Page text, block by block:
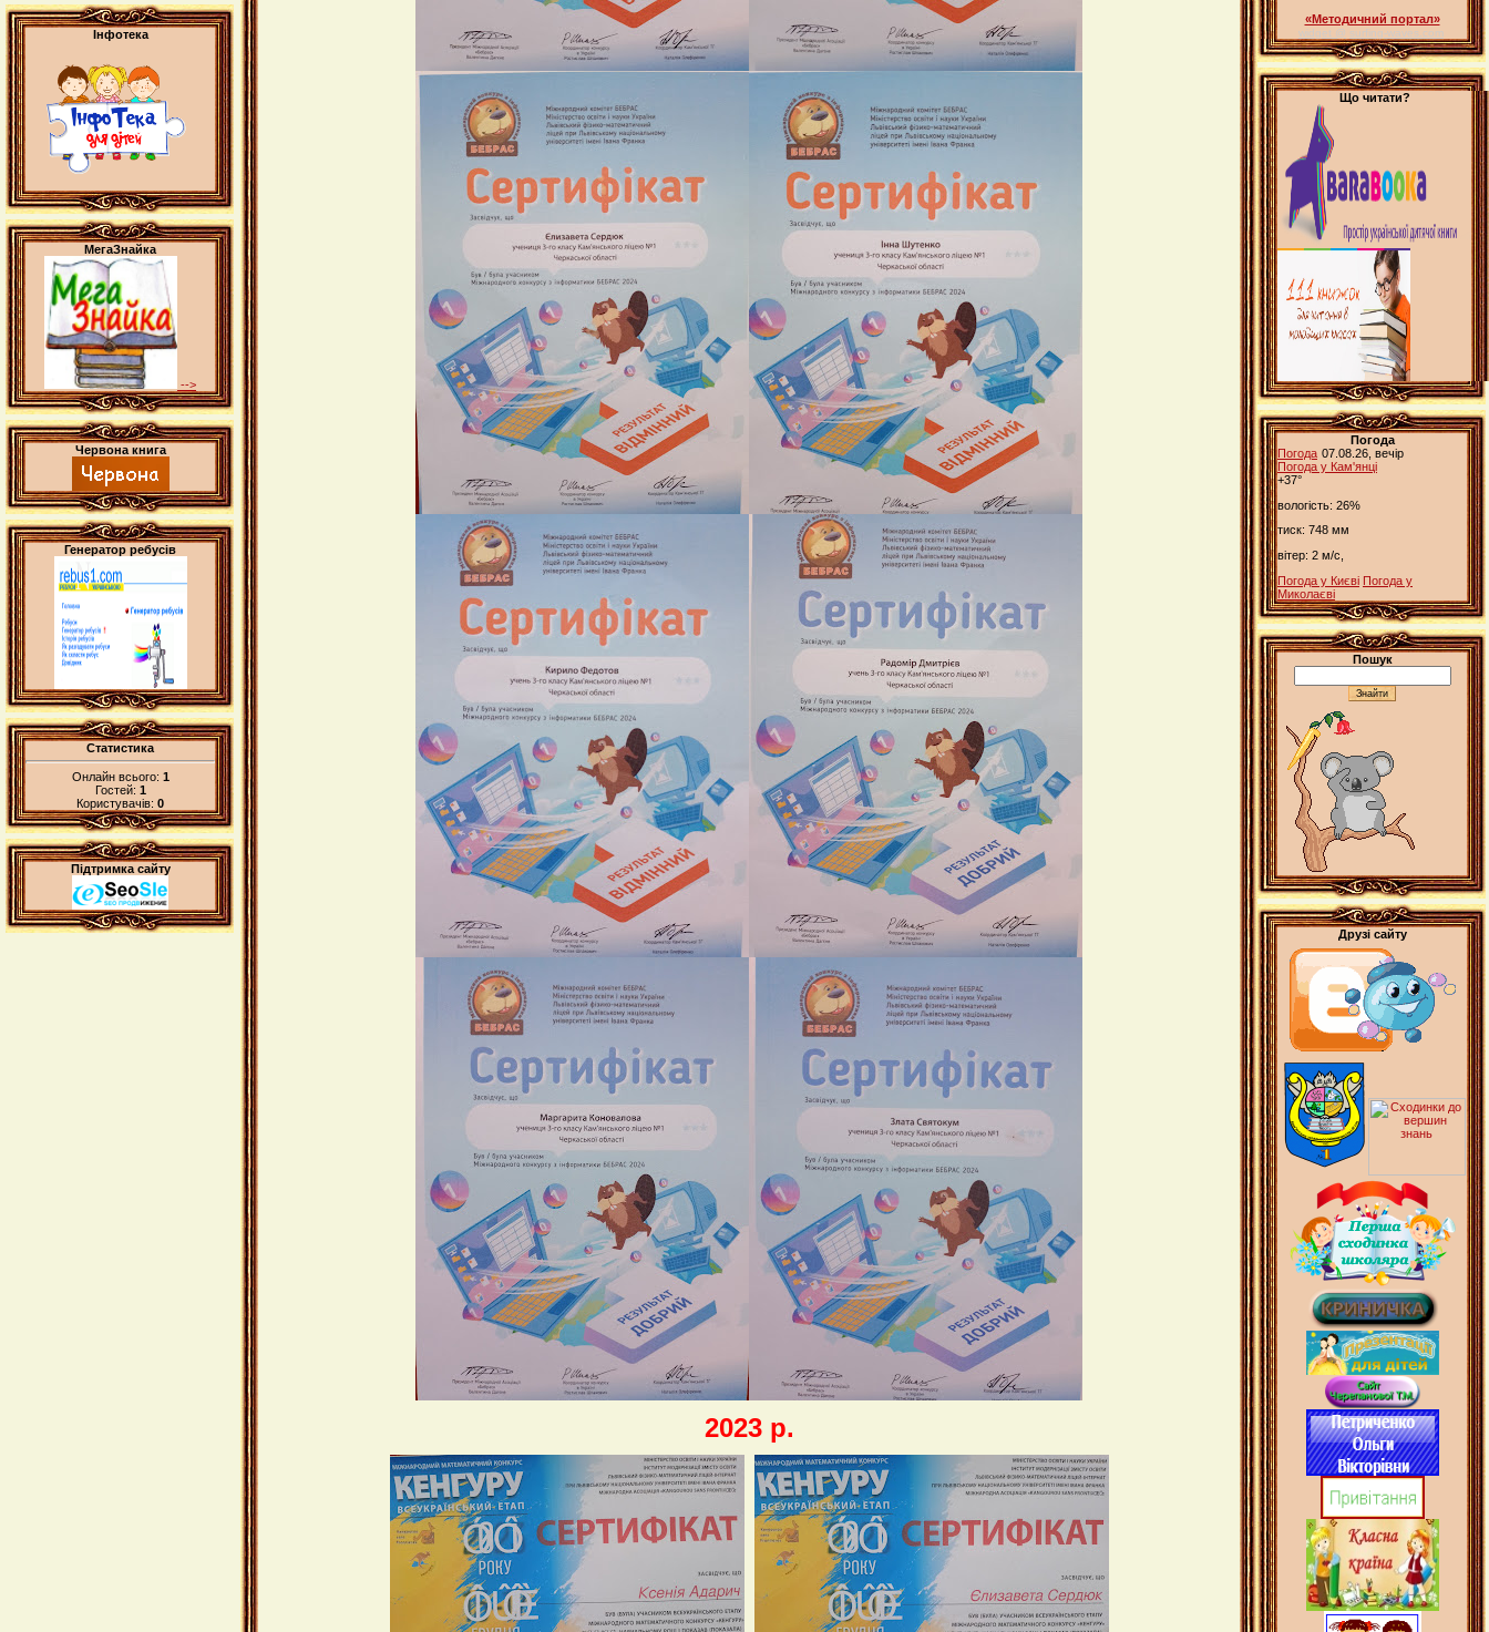
Інфотека
МегаЗнайка
-->
Червона книга
Генератор ребусів
Статистика
Онлайн всього: 1
Гостей: 1
Користувачів: 0
Підтримка сайту
2023 р.
«Методичний портал»
widget @ surfing-waves.com
Що читати?
Погода
Погода 07.08.26, вечір
Погода у Кам'янці
+37°
вологість: 26%
тиск: 748 мм
вітер: 2 м/с,
Погода у Києві Погода у
Миколаєві
Пошук
Друзі сайту